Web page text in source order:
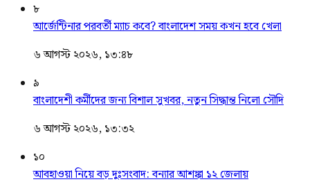
৮
আর্জেন্টিনার পরবর্তী ম্যাচ কবে? বাংলাদেশ সময় কখন হবে খেলা
৬ আগস্ট ২০২৬, ১৩:৪৮
৯
বাংলাদেশী কর্মীদের জন্য বিশাল সুখবর, নতুন সিদ্ধান্ত নিলো সৌদি
৬ আগস্ট ২০২৬, ১৩:৩২
১০
আবহাওয়া নিয়ে বড় দুঃসংবাদ: বন্যার আশঙ্কা ১২ জেলায়